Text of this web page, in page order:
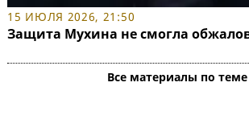
15 ИЮЛЯ 2026, 21:50
Защита Мухина не смогла
Все материалы по